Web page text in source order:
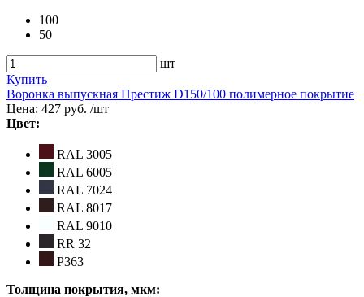
100
50
шт
Купить
Воронка выпускная Престиж D150/100 полимерное покрытие
Цена: 427 руб. /шт
Цвет:
RAL 3005
RAL 6005
RAL 7024
RAL 8017
RAL 9010
RR 32
Р363
Толщина покрытия, мкм: